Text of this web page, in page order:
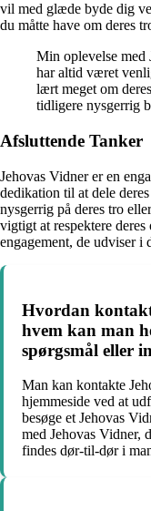
vil med glæde byde dig
du måtte have om deres
Min oplevelse med
har altid været
lært meget om
tidligere nysgerrig
Afsluttende Tanker
Jehovas Vidner er en
dedikation til at dele
nysgerrig på deres tro
vigtigt at respektere
engagement, de udviser i
Hvordan
hvem kan man
spørgsmål eller
Man kan kontakte
hjemmeside ved at
besøge et Jehovas
med Jehovas Vidner,
findes dør-til-dør i